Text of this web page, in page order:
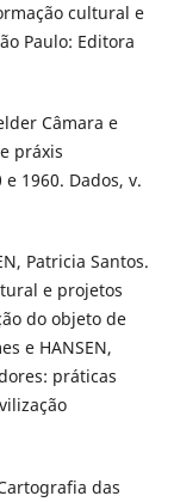
cultural e
Paulo: Editora
Câmara e
práxis
1960. Dados, v.
Patricia Santos.
e projetos
do objeto de
e HANSEN,
práticas
das